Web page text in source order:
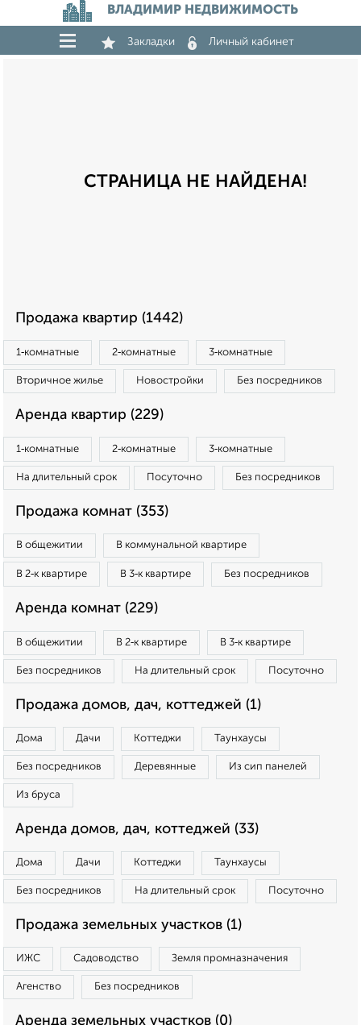
ВЛАДИМИР НЕДВИЖИМОСТЬ
Закладки Личный кабинет
СТРАНИЦА НЕ НАЙДЕНА!
Продажа квартир (1442)
1‑комнатные 2‑комнатные 3‑комнатные
Вторичное жилье Новостройки Без посредников
Аренда квартир (229)
1‑комнатные 2‑комнатные 3‑комнатные
На длительный срок Посуточно Без посредников
Продажа комнат (353)
В общежитии В коммунальной квартире
В 2‑к квартире В 3‑к квартире Без посредников
Аренда комнат (229)
В общежитии В 2‑к квартире В 3‑к квартире
Без посредников На длительный срок Посуточно
Продажа домов, дач, коттеджей (1)
Дома Дачи Коттеджи Таунхаусы
Без посредников Деревянные Из сип панелей
Из бруса
Аренда домов, дач, коттеджей (33)
Дома Дачи Коттеджи Таунхаусы
Без посредников На длительный срок Посуточно
Продажа земельных участков (1)
ИЖС Садоводство Земля промназначения
Агенство Без посредников
Аренда земельных участков (0)